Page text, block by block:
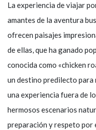
La experiencia de viajar
amantes de la aventura
ofrecen paisajes
de ellas, que ha ganado
conocida como «chicken
un destino predilecto para
una experiencia fuera de
hermosos escenarios
preparación y respeto por